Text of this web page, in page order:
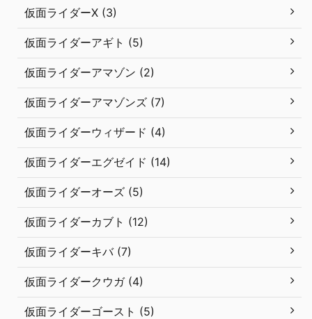
仮面ライダーX (3)
仮面ライダーアギト (5)
仮面ライダーアマゾン (2)
仮面ライダーアマゾンズ (7)
仮面ライダーウィザード (4)
仮面ライダーエグゼイド (14)
仮面ライダーオーズ (5)
仮面ライダーカブト (12)
仮面ライダーキバ (7)
仮面ライダークウガ (4)
仮面ライダーゴースト (5)